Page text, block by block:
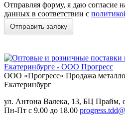
Отправляя форму, я даю согласие
данных в соответствии с
ООО «Прогресс» Продажа
Екатеринбург
ул. Антона Валека, 13, БЦ Прайм,
Пн-Пт с 9.00 до 18.00